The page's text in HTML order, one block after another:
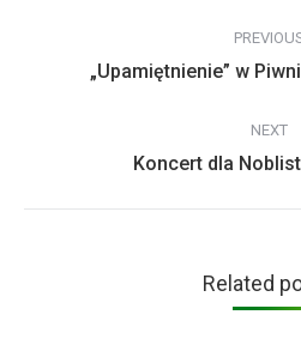
navigation
„Upamiętnienie” w
NEXT
Koncert dla
Related